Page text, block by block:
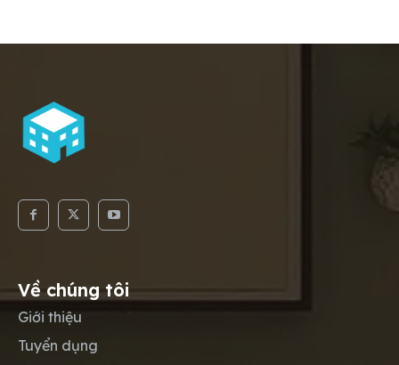
Về chúng tôi
Giới thiệu
Tuyển dụng